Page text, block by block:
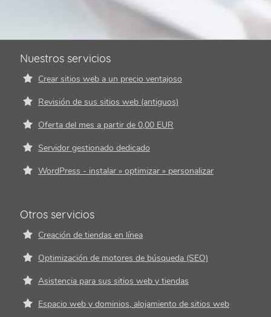
Nuestros servicios
Crear sitios web a un precio ventajoso
Revisión de sus sitios web (antiguos)
Oferta del mes a partir de 0,00 EUR
Servidor gestionado dedicado
WordPress - instalar » optimizar » personalizar
Otros servicios
Creación de tiendas en línea
Optimización de motores de búsqueda (SEO)
Asistencia para sus sitios web y tiendas
Espacio web y dominios, alojamiento de sitios web